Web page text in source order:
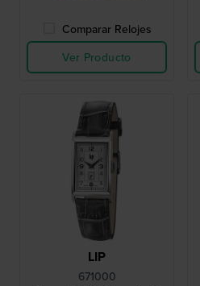
Comparar Relojes
Ver Producto
LIP
671000